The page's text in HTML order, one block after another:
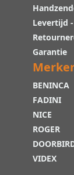
Levertijd -
Garantie
BENINCA
FADINI
NICE
ROGER
VIDEX